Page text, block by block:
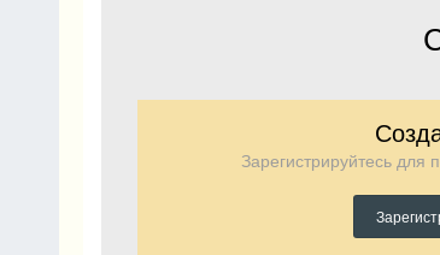
Зарегистрируйтесь для